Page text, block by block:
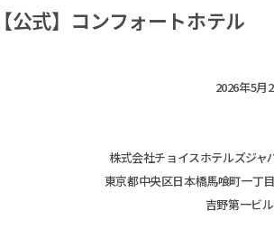
式】コンフォートホテル
2026年5月
株式会社チョイスホテルズジャ
東京都中央区日本橋馬喰町一丁
吉野第一ビ